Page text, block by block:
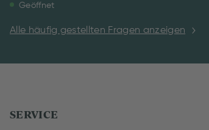
Geöffnet
Alle häufig gestellten Fragen anzeigen
SERVICE